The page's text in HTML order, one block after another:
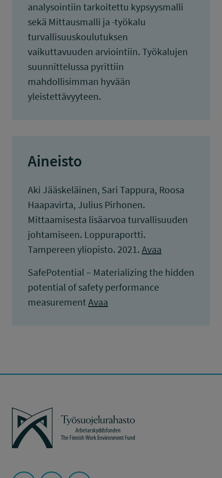
analysointiin tarkoitettu kypsyysmalli
sekä Mittausmalli ja -työkalu
turvallisuuskoulutuksen
vaikuttavuuden arviointiin. Työkalujen
suunnittelussa pyrittiin
mahdollisimman hyvään
yleistettävyyteen.
Aineisto
Aki Jääskeläinen, Sari Tappura, Roosa
Haapavirta, Julius Pirhonen.
Mittaamisesta lisäarvoa turvallisuuden
johtamiseen. Loppuraportti.
Tampereen yliopisto. 2021. Avaa
SafePotential – Materializing the hidden
potential of safety performance
measurementAvaa
Työsuojelurahasto